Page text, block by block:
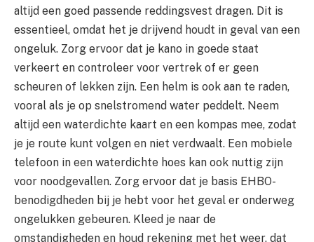
altijd een goed passende reddingsvest dragen. Dit is
essentieel, omdat het je drijvend houdt in geval van een
ongeluk. Zorg ervoor dat je kano in goede staat
verkeert en controleer voor vertrek of er geen
scheuren of lekken zijn. Een helm is ook aan te raden,
vooral als je op snelstromend water peddelt. Neem
altijd een waterdichte kaart en een kompas mee, zodat
je je route kunt volgen en niet verdwaalt. Een mobiele
telefoon in een waterdichte hoes kan ook nuttig zijn
voor noodgevallen. Zorg ervoor dat je basis EHBO-
benodigdheden bij je hebt voor het geval er onderweg
ongelukken gebeuren. Kleed je naar de
omstandigheden en houd rekening met het weer, dat